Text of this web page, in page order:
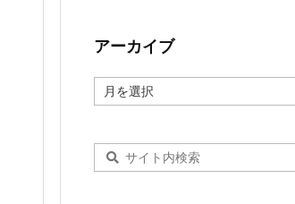
アーカイブ
ー